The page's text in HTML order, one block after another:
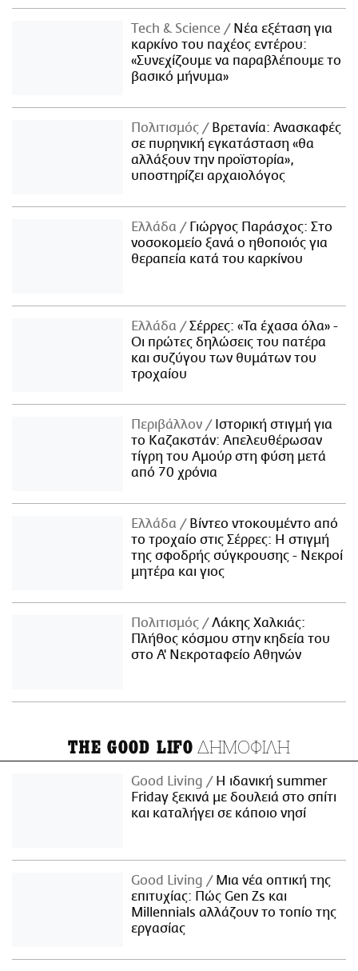
Τech & Science
Νέα εξέταση για
καρκίνο του παχέος εντέρου:
«Συνεχίζουμε να παραβλέπουμε το
βασικό μήνυμα»
Πολιτισμός
Βρετανία: Ανασκαφές
σε πυρηνική εγκατάσταση «θα
αλλάξουν την προϊστορία»,
υποστηρίζει αρχαιολόγος
Ελλάδα
Γιώργος Παράσχος: Στο
νοσοκομείο ξανά ο ηθοποιός για
θεραπεία κατά του καρκίνου
Ελλάδα
Σέρρες: «Τα έχασα όλα» -
Οι πρώτες δηλώσεις του πατέρα
και συζύγου των θυμάτων του
τροχαίου
Περιβάλλον
Ιστορική στιγμή για
το Καζακστάν: Απελευθέρωσαν
τίγρη του Αμούρ στη φύση μετά
από 70 χρόνια
Ελλάδα
Βίντεο ντοκουμέντο από
το τροχαίο στις Σέρρες: Η στιγμή
της σφοδρής σύγκρουσης - Νεκροί
μητέρα και γιος
Πολιτισμός
Λάκης Χαλκιάς:
Πλήθος κόσμου στην κηδεία του
στο Α' Νεκροταφείο Αθηνών
THE GOOD LIFO ΔΗΜΟΦΙΛΗ
Good Living
Η ιδανική summer
Friday ξεκινά με δουλειά στο σπίτι
και καταλήγει σε κάποιο νησί
Good Living
Μια νέα οπτική της
επιτυχίας: Πώς Gen Zs και
Millennials αλλάζουν το τοπίο της
εργασίας